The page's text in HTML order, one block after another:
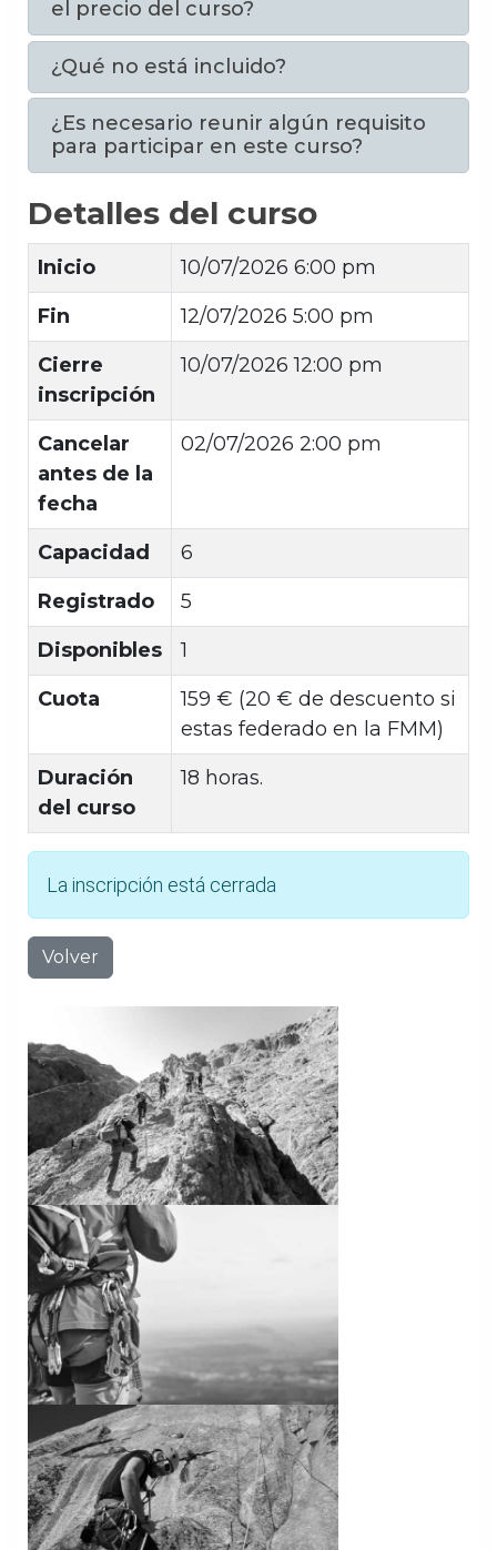
el precio del curso?
¿Qué no está incluido?
¿Es necesario reunir algún requisito
para participar en este curso?
Detalles del curso
Inicio
10/07/2026 6:00 pm
Fin
12/07/2026 5:00 pm
Cierre
inscripción
10/07/2026 12:00 pm
Cancelar
antes de la
fecha
02/07/2026 2:00 pm
Capacidad
6
Registrado
5
Disponibles
1
Cuota
159 € (20 € de descuento si
estas federado en la FMM)
Duración
del curso
18 horas.
La inscripción está cerrada
Volver